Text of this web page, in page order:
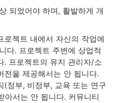
되었어야 하며, 활발하게 개
로젝트 내에서 자신의 작업에
다. 프로젝트 주변에 상업적
. 프로젝트의 유지 관리자/소
전을 제공해서는 안 됩니다.
(정부, 비정부, 교육 또는 연구
아서는 안 됩니다. 커뮤니티